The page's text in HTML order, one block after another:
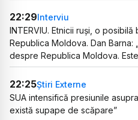
22:29Interviu
INTERVIU. Etnicii ruși, o
Republica Moldova. Dan Barna:
despre Republica Moldova.
22:25Știri Externe
SUA intensifică presiunile
există supape de scăpare”